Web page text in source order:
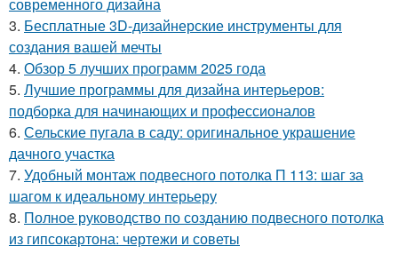
современного дизайна
3. Бесплатные 3D-дизайнерские инструменты для
создания вашей мечты
4. Обзор 5 лучших программ 2025 года
5. Лучшие программы для дизайна интерьеров:
подборка для начинающих и профессионалов
6. Сельские пугала в саду: оригинальное украшение
дачного участка
7. Удобный монтаж подвесного потолка П 113: шаг за
шагом к идеальному интерьеру
8. Полное руководство по созданию подвесного потолка
из гипсокартона: чертежи и советы